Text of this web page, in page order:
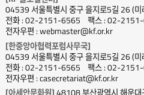
04539 서울특별시 중구 을지로5길 26 (미
전화 : 02-2151-6565
팩스 : 02-
전자우편 : webmaster@kf.or.kr
[한중앙아협력포럼사무국]
04539 서울특별시 중구 을지로5길 26 (미
전화 : 02-2151-6565
팩스 : 02-
전자우편 : casecretariat@kf.or.kr
[아세안문화원] 48108 부산광역시 해운